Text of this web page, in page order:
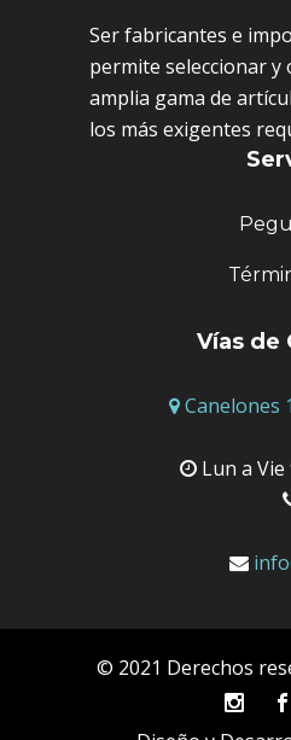
Ser fabricantes e
permite seleccionar y
amplia gama de
los más exigentes
Vías de
Canelones
Lun a Vie
© 2021 Derechos